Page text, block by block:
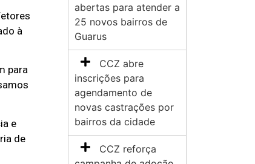
à
para
e
de
abertas para atender a
25 novos bairros de
Guarus
CCZ abre
inscrições para
agendamento de
novas castrações por
bairros da cidade
CCZ reforça